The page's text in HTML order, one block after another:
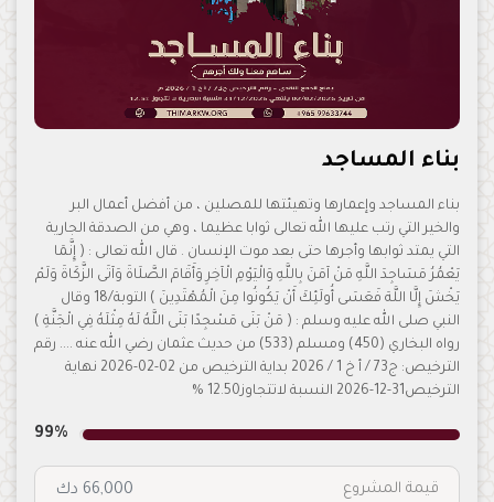
بناء المساجد
بناء المساجد وإعمارها وتهيئتها للمصلين ، من أفضل أعمال البر
والخير التي رتب عليها الله تعالى ثوابا عظيما ، وهي من الصدقة الجارية
التي يمتد ثوابها وأجرها حتى بعد موت الإنسان . قال الله تعالى : ( إِنَّمَا
يَعْمُرُ مَسَاجِدَ اللَّهِ مَنْ آمَنَ بِاللَّهِ وَالْيَوْمِ الْآخِرِ وَأَقَامَ الصَّلَاةَ وَآتَى الزَّكَاةَ وَلَمْ
يَخْشَ إِلَّا اللَّهَ فَعَسَى أُولَئِكَ أَنْ يَكُونُوا مِنَ الْمُهْتَدِينَ ) التوبة/18 وقال
النبي صلى الله عليه وسلم : ( مَنْ بَنَى مَسْجِدًا بَنَى اللَّهُ لَهُ مِثْلَهُ فِي الْجَنَّةِ )
رواه البخاري (450) ومسلم (533) من حديث عثمان رضي الله عنه .... رقم
الترخيص: ج73 / أ خ 1 / 2026 بداية الترخيص من 02-02-2026 نهاية
الترخيص31-12-2026 النسبة لاتتجاوز12.50 %
99%
قيمة المشروع 66,000 دك